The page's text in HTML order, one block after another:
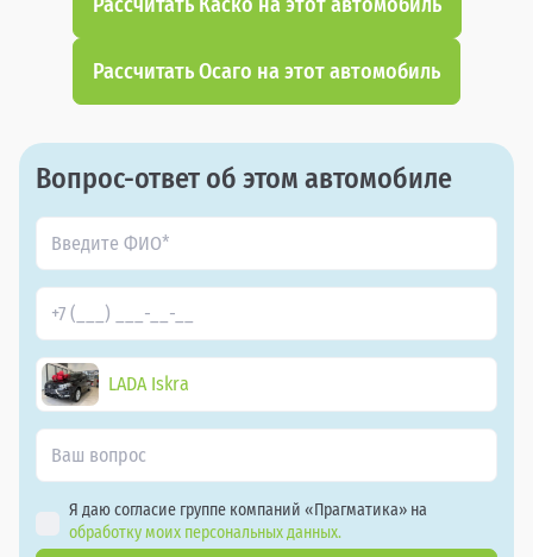
Рассчитать Осаго на этот автомобиль
Вопрос-ответ об этом автомобиле
LADA Iskra
Я даю согласие группе компаний «Прагматика» на
обработку моих персональных данных.